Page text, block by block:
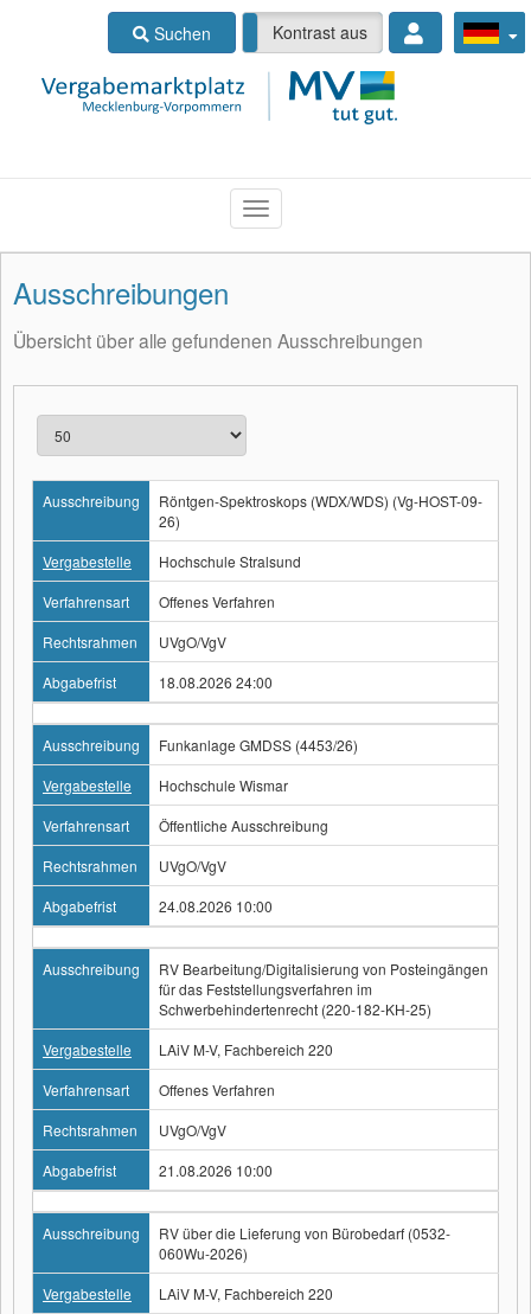
Suchen
Kontrast ein Kontrast aus
Ausschreibungen
Übersicht über alle gefundenen Ausschreibungen
Ausschreibung
Röntgen-Spektroskops (WDX/WDS) (Vg-HOST-09-
26)
Vergabestelle
Hochschule Stralsund
Verfahrensart
Offenes Verfahren
Rechtsrahmen
UVgO/VgV
Abgabefrist
18.08.2026 24:00
Ausschreibung
Funkanlage GMDSS (4453/26)
Vergabestelle
Hochschule Wismar
Verfahrensart
Öffentliche Ausschreibung
Rechtsrahmen
UVgO/VgV
Abgabefrist
24.08.2026 10:00
Ausschreibung
RV Bearbeitung/Digitalisierung von Posteingängen
für das Feststellungsverfahren im
Schwerbehindertenrecht (220-182-KH-25)
Vergabestelle
LAiV M-V, Fachbereich 220
Verfahrensart
Offenes Verfahren
Rechtsrahmen
UVgO/VgV
Abgabefrist
21.08.2026 10:00
Ausschreibung
RV über die Lieferung von Bürobedarf (0532-
060Wu-2026)
Vergabestelle
LAiV M-V, Fachbereich 220